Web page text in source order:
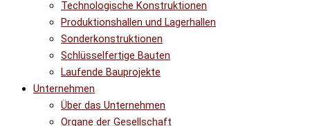
Technologische Konstruktionen
Produktionshallen und Lagerhallen
Sonderkonstruktionen
Schlüsselfertige Bauten
Laufende Bauprojekte
Unternehmen
Über das Unternehmen
Organe der Gesellschaft